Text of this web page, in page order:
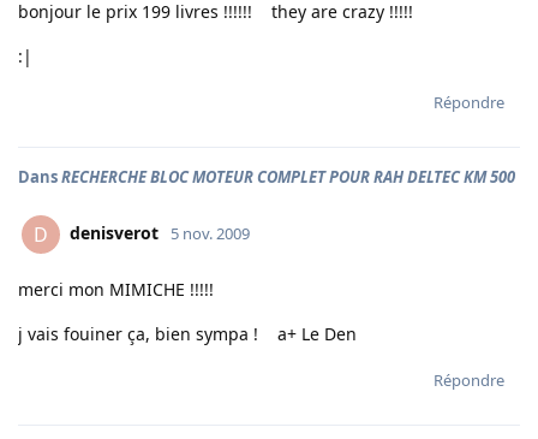
bonjour le prix 199 livres !!!!!! they are crazy !!!!!
:|
Répondre
DansRECHERCHE BLOC MOTEUR COMPLET POUR RAH DELTEC KM 500
D denisverot 5 nov. 2009
merci mon MIMICHE !!!!!
j vais fouiner ça, bien sympa ! a+ Le Den
Répondre